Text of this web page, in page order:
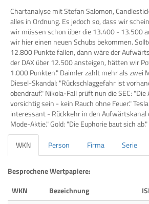
Chartanalyse mit Stefan Salomon,
alles in Ordnung. Es jedoch so, dass wir
wir müssen schon über die 13.400 - 13.500
wir hier einen neuen Schubs bekommen.
12.800 Punkte fallen, dann wäre der
der DAX über 12.500 ansteigen, hätten wir
1.000 Punkten." Daimler zahlt mehr als zwei
Diesel-Skandal: "Rückschlaggefahr ist
obendrauf." Nikola-Fall prüft nun die SEC:
vorsichtig sein - kein Rauch ohne Feuer."
interessant - Rückkehr in den Aufwärtskanal
Mode-Aktie." Gold: "Die Euphorie baut sich ab."
WKN
Person Firma Serie
Besprochene Wertpapiere:
WKN
Bezeichnung